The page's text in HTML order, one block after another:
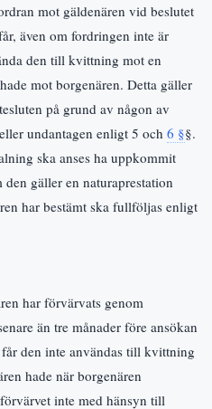
mot gäldenären vid beslutet
även om fordringen inte är
den till kvittning mot en
mot borgenären. Detta gäller
på grund av någon av
undantagen enligt 5 och 6 §§.
ska anses ha uppkommit
gäller en naturaprestation
har bestämt ska fullföljas enligt
har förvärvats genom
än tre månader före ansökan
den inte användas till kvittning
hade när borgenären
inte med hänsyn till